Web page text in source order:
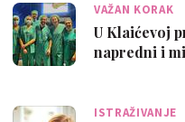
VAŽAN KORAK
U Klaićevoj
napredni i
ISTRAŽIVANJE